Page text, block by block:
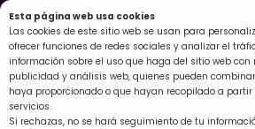
Esta página web usa cookies
Las cookies de este sitio web se usan para
ofrecer funciones de redes sociales y analizar el
información sobre el uso que haga del sitio web
publicidad y análisis web, quienes pueden
haya proporcionado o que hayan recopilado a
servicios.
Si rechazas, no se hará seguimiento de tu
Ir
al
contenido